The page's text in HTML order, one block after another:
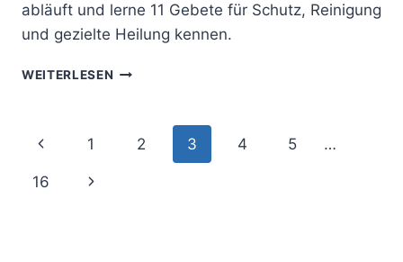
abläuft und lerne 11 Gebete für Schutz, Reinigung
und gezielte Heilung kennen.
WEITERLESEN HEILEN
SCHAMANISCHES
BESPRECHEN
Seitennavigation
Vorherige
Seite
1 2 3 4 5 …
16
Nächste